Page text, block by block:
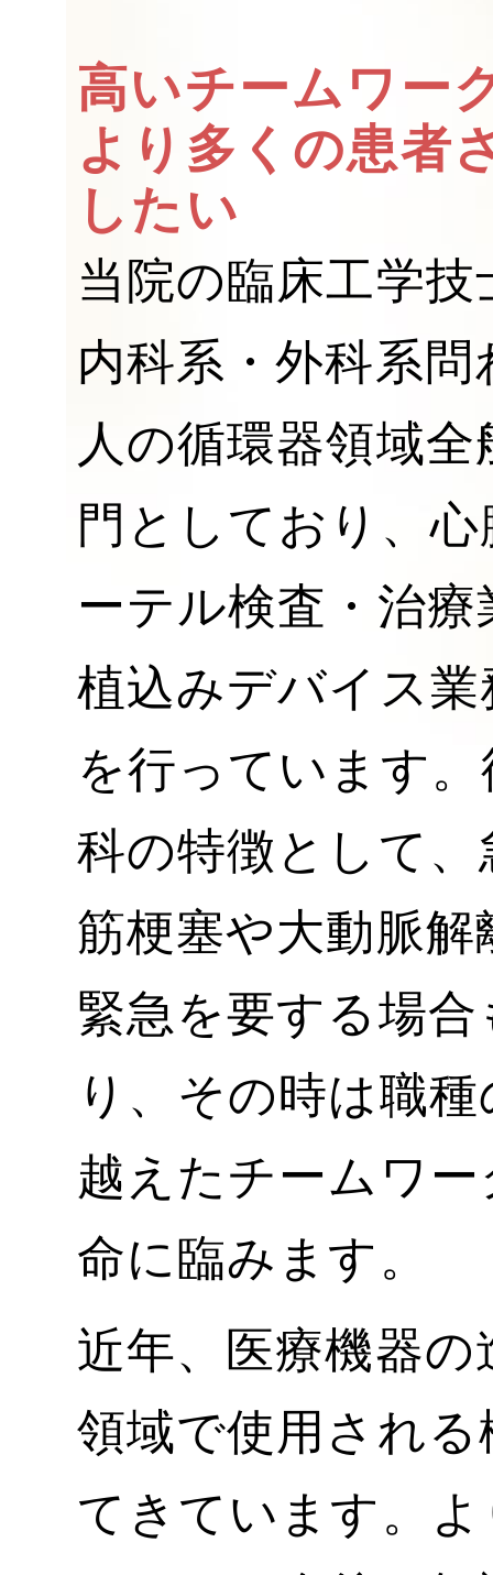
高いチームワー
より多くの患者
したい
当院の臨床工学技
内科系・外科系問
人の循環器領域全
門としており、
ーテル検査・治療
植込みデバイス業
を行っています
科の特徴として、
筋梗塞や大動脈解
緊急を要する場合
り、その時は職
越えたチームワ
命に臨みます。
近年、医療機器
領域で使用され
てきています。